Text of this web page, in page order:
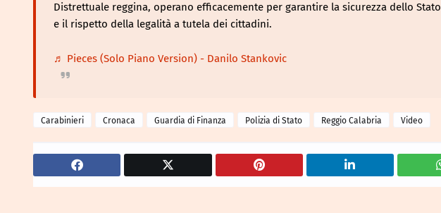
Distrettuale reggina, operano efficacemente per garantire la sicurezza dello Stato
e il rispetto della legalità a tutela dei cittadini.
♬ Pieces (Solo Piano Version) - Danilo Stankovic
Carabinieri Cronaca Guardia di Finanza Polizia di Stato Reggio Calabria Video